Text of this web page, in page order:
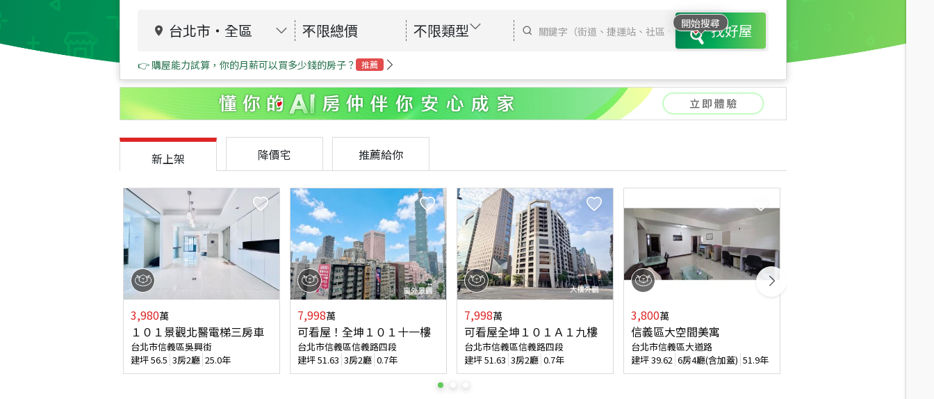
台北市 ・ 全區 不限總價 不限類型
開始搜尋
找好屋
👉 購屋能力試算，你的月薪可以買多少錢的房子？ 推薦
新上架 降價宅 推薦給你
3,980萬
１０１景觀北醫電梯三房車
台北市信義區吳興街
建坪56.5 3房2廳 25.0年
7,998萬
可看屋！全坤１０１十一樓
台北市信義區信義路四段
建坪51.63 3房2廳 0.7年
7,998萬
可看屋全坤１０１Ａ１九樓
台北市信義區信義路四段
建坪51.63 3房2廳 0.7年
3,800萬
信義區大空間美寓
台北市信義區大道路
建坪39.62 6房4廳(含加蓋) 51.9年